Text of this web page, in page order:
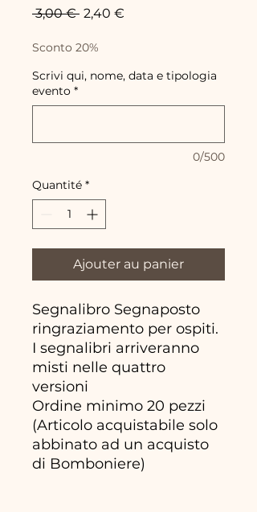
3,00 € Prix
2,40 €
Sconto 20%
Scrivi qui, nome, data e tipologia
evento *
0/500
Quantité *
Ajouter au panier
Segnalibro Segnaposto
ringraziamento per ospiti.
I segnalibri arriveranno
misti nelle quattro
versioni
Ordine minimo 20 pezzi
(Articolo acquistabile solo
abbinato ad un acquisto
di Bomboniere)